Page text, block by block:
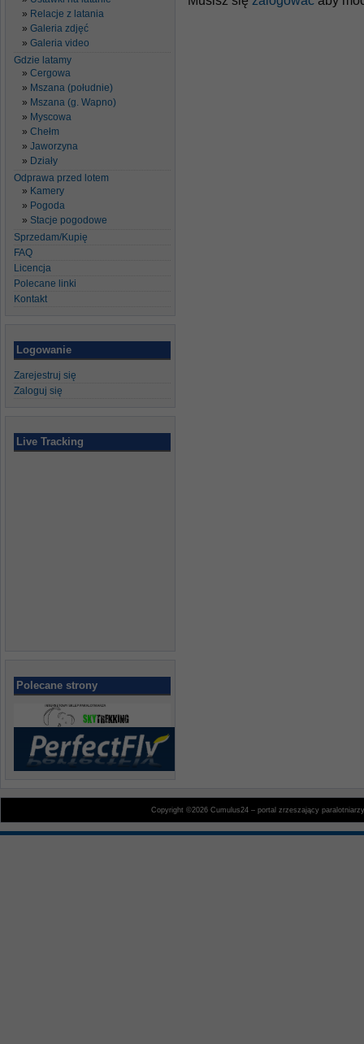
Relacje z latania
Galeria zdjęć
Galeria video
Gdzie latamy
Cergowa
Mszana (południe)
Mszana (g. Wapno)
Myscowa
Chełm
Jaworzyna
Działy
Odprawa przed lotem
Kamery
Pogoda
Stacje pogodowe
Sprzedam/Kupię
FAQ
Licencja
Polecane linki
Kontakt
Logowanie
Zarejestruj się
Zaloguj się
Live Tracking
Polecane strony
Copyright ©2026 Cumulus24 – portal zrzeszający